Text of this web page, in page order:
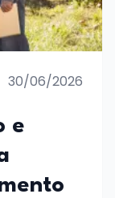
30/06/2026
e